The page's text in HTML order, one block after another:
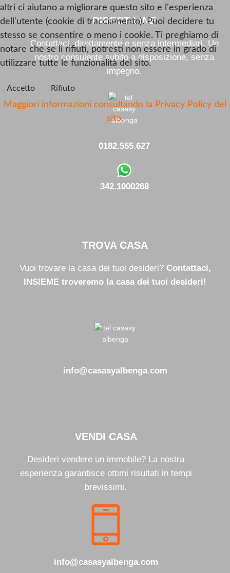
DIRECT-LINE
Contattaci, direttamente e senza intermediari. Un
nostro consulente subito a disposizione, senza
impegno.
0182.555.627
342.1000268
TROVA CASA
Vuoi trovare la casa dei tuoi desideri? Contattaci,
INSIEME troveremo la casa dei tuoi desideri!
info@casasyalbenga.com
VENDI CASA
Desideri vendere un immobile? La nostra
esperienza garantisce ottimi risultati in tempi
brevissimi.
info@casasyalbenga.com
altri ci aiutano a migliorare questo sito e l'esperienza
dell'utente (cookie di tracciamento). Puoi decidere tu
stesso se consentire o meno i cookie. Ti preghiamo di
notare che se li rifiuti, potresti non essere in grado di
utilizzare tutte le funzionalità del sito.
Accetto Rifiuto
Maggiori informazioni consultando la Privacy Policy del
sito.